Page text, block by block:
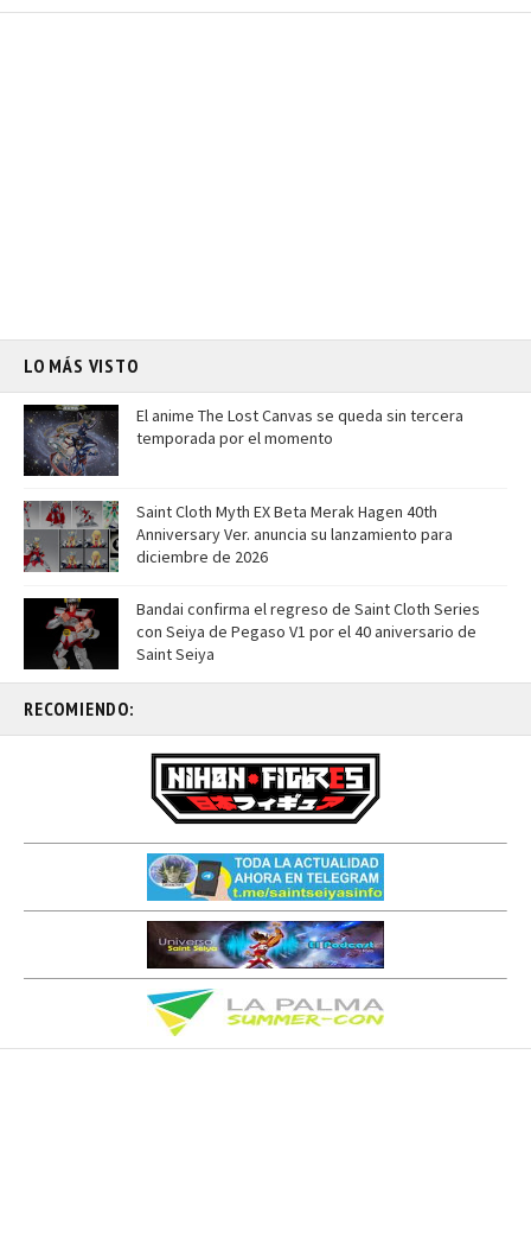
LO MÁS VISTO
El anime The Lost Canvas se queda sin tercera
temporada por el momento
Saint Cloth Myth EX Beta Merak Hagen 40th
Anniversary Ver. anuncia su lanzamiento para
diciembre de 2026
Bandai confirma el regreso de Saint Cloth Series
con Seiya de Pegaso V1 por el 40 aniversario de
Saint Seiya
RECOMIENDO: